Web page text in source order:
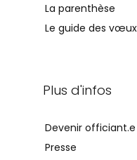
La parenthèse
Le guide des
Plus d'infos
Devenir
Presse